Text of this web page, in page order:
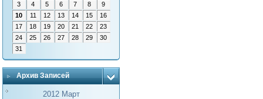
3
4 5 6 7 8
9
10
11 12 13 14 15
16
17
18 19 20 21 22
23
24
25 26 27 28 29
30
31
Архив Записей
2012 Март